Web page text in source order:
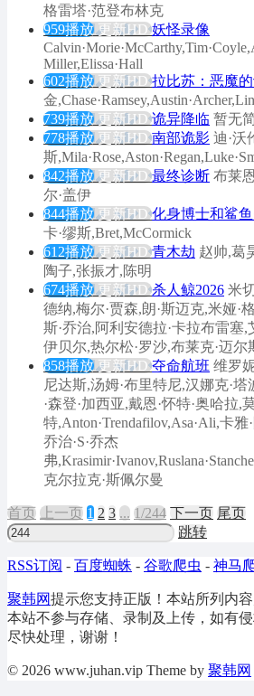
格雷塔·范登布林克
959播放 更新HD 妖怪录像
Miller,Elissa·Hall
602播放 更新HD 拉比苏：恶魔
金
739播放 更新HD 诡异降临 暂无
778播放 更新HD 南部诡影 迪·沃
斯
842播放 更新HD 最终诊断 布莱
尔·盖伊
844播放 更新HD 化身博士和鲨
卡·缪斯,Bret,McCormick
612播放 更新HD 青木劫 赵帅,葛
陶子,张振才,陈明
674播放 更新HD 杀人鲸2026 米
德纳,梅尔·贾森,朗·斯迈克,米娅·
斯·乔治,阿利安德拉·卡拉布雷塞,
伊贝尔,热尔松·罗沙,布莱克·迈尔
858播放 更新HD 夺命航班 维罗
尼达斯,汤姆·布里特尼,汉娜克·塔
·森登·加西亚,戴恩·怀特·奥哈拉,
特,Anton·Trendafilov,Asa·Ali,卡雅
乔治·S·乔杰
弗
克尔拉克·斯佩尔曼
首页 上一页 1 2 3 ... 1/244 下一页 尾页
跳转
RSS订阅 - 百度蜘蛛 - 谷歌爬虫 - 神马
聚韩网提示您支持正版！本站所列内
本站不参与存储、录制及上传，如有
尽快处理，谢谢！
© 2026 www.juhan.vip Theme by 聚韩网